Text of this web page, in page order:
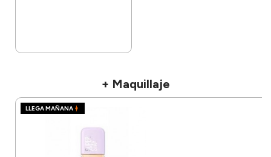
+ Maquillaje
LLEGA MAÑANA